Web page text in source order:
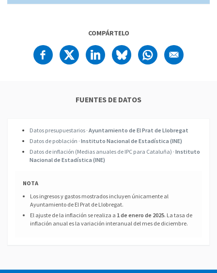
COMPÁRTELO
FUENTES DE DATOS
Datos presupuestarios · Ayuntamiento de El Prat de Llobregat
Datos de población · Instituto Nacional de Estadística (INE)
Datos de inflación (Medias anuales de IPC para Cataluña) · Instituto
Nacional de Estadística (INE)
NOTA
Los ingresos y gastos mostrados incluyen únicamente al
Ayuntamiento de El Prat de Llobregat.
El ajuste de la inflación se realiza a 1 de enero de 2025. La tasa de
inflación anual es la variación interanual del mes de diciembre.